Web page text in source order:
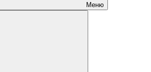
Меню